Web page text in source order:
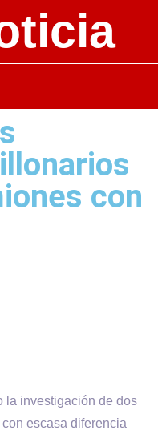
con
la investigación de dos
escasa diferencia